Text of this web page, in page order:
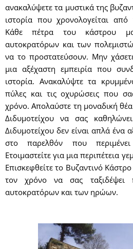
ανακαλύψετε τα μυστικά της
ιστορία που χρονολογείται
Κάθε πέτρα του κάστρου
αυτοκρατόρων και των
να το προστατεύσουν. Μην
μια αξέχαστη εμπειρία που
ιστορία. Ανακαλύψτε τα
πύλες και τις οχυρώσεις που
χρόνο. Απολαύστε τη μοναδική
Διδυμοτείχου να σας
Διδυμοτείχου δεν είναι απλά ένα
στο παρελθόν που
Ετοιμαστείτε για μια περιπέτεια
Επισκεφθείτε το Βυζαντινό
τον χρόνο να σας
αυτοκρατόρων και των ηρώων.